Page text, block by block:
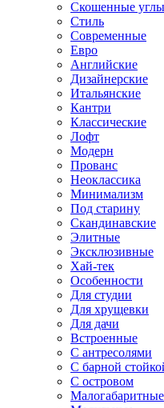
Скошенные углы
Стиль
Современные
Евро
Английские
Дизайнерские
Итальянские
Кантри
Классические
Лофт
Модерн
Прованс
Неоклассика
Минимализм
Под старину
Скандинавские
Элитные
Эксклюзивные
Хай-тек
Особенности
Для студии
Для хрущевки
Для дачи
Встроенные
С антресолями
С барной
С островом
Малогабаритные